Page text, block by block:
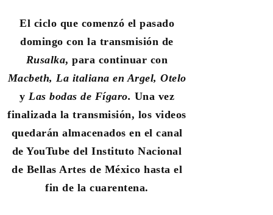
El ciclo que comenzó el pasado
domingo con la transmisión de
Rusalka, para continuar con
Macbeth, La italiana en Argel, Otelo
y Las bodas de Fígaro. Una vez
finalizada la transmisión, los videos
quedarán almacenados en el canal
de YouTube del Instituto Nacional
de Bellas Artes de México hasta el
fin de la cuarentena.